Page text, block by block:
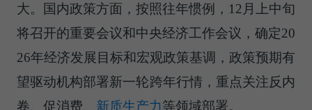
大。国内政策方面，按照往年惯例，12月上中旬
将召开的重要会议和中央经济工作会议，确定20
26年经济发展目标和宏观政策基调，政策预期有
望驱动机构部署新一轮跨年行情，重点关注反内
卷、促消费、 新质生产力等领域部署。